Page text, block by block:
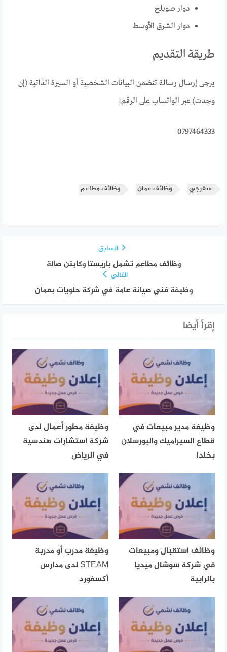
دوار صويلح
دوار الشرق الأوسط
طريقة التقديم
يرجى إرسال رسالة تتضمن البيانات الشخصية أو السيرة الذاتية (إن
وجدت) عبر الواتساب على الرقم:
0797464333
سفرجي وظائف عمان وظائف مطاعم
السابق
وظائف مطاعم تشمل باريستا وكابتن صالة
التالي
وظيفة فني صيانة عامة في شركة حلويات بعمان
إقرأ أيضا
وظيفة مدير مبيعات في
قطاع السيراميك والبورسلان
بخلدا
وظيفة مطور أعمال لدى
شركة استشارات هندسية
في الرياض
وظائف استقبال ومبيعات
في شركة سوشال ميديا
بالرابية
وظيفة مدرب أو مدربة
STEAM لدى مدارس
أكسفورد